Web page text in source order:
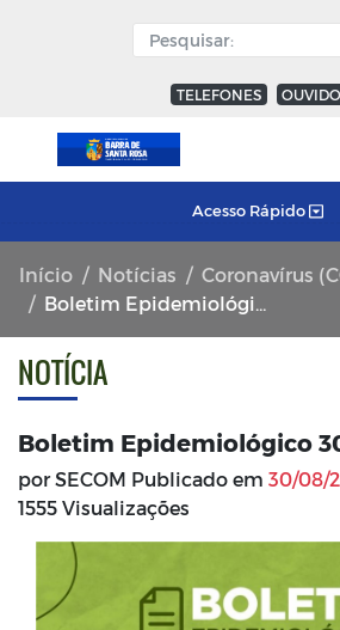
TELEFONES
Acesso Rápido
Início Notícias
Coronavírus
Boletim Epidemiológico 30/08/2021
NOTÍCIA
Boletim Epidemiológico
por SECOM Publicado em 30/08/
1555 Visualizações